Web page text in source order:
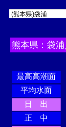
熊本県：袋
最高高潮面
平均水面
日 出
正 中